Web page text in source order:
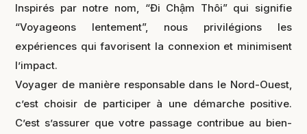
Inspirés par notre nom, “Đi Chậm Thôi” qui signifie
“Voyageons lentement”, nous privilégions les
expériences qui favorisent la connexion et minimisent
l’impact.
Voyager de manière responsable dans le Nord-Ouest,
c’est choisir de participer à une démarche positive.
C’est s’assurer que votre passage contribue au bien-